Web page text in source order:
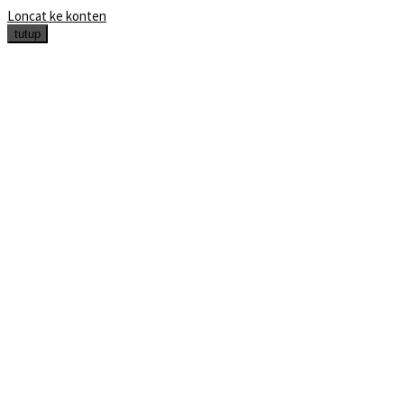
Loncat ke konten
tutup